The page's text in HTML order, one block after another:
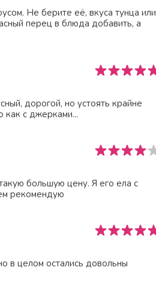
Не берите её, вкуса тунца или
перец в блюда добавить, а
дорогой, но устоять крайне
как с джерками...
большую цену. Я его ела с
рекомендую
в целом остались довольны